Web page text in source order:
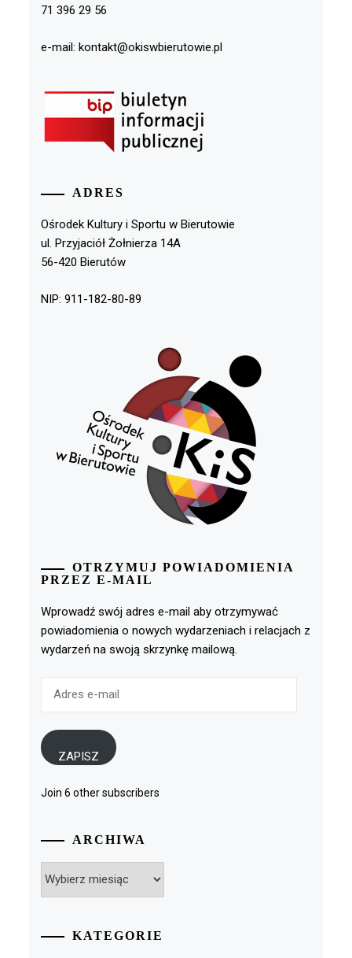
71 396 29 56
e-mail: kontakt@okiswbierutowie.pl
ADRES
Ośrodek Kultury i Sportu w Bierutowie
ul. Przyjaciół Żołnierza 14A
56-420 Bierutów
NIP: 911-182-80-89
OTRZYMUJ POWIADOMIENIA
PRZEZ E-MAIL
Wprowadź swój adres e-mail aby otrzymywać
powiadomienia o nowych wydarzeniach i relacjach z
wydarzeń na swoją skrzynkę mailową.
ZAPISZ
Join 6 other subscribers
ARCHIWA
KATEGORIE